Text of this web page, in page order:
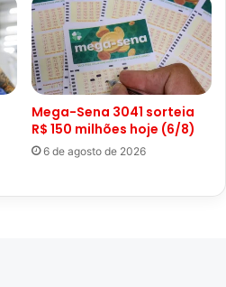
Mega-Sena 3041 sorteia
R$ 150 milhões hoje (6/8)
6 de agosto de 2026